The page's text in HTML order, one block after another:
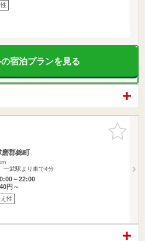
宿泊プランを見る
お気に入
りに追加
磨郡錦町
一武駅より車で4分
～22:00
円～
性